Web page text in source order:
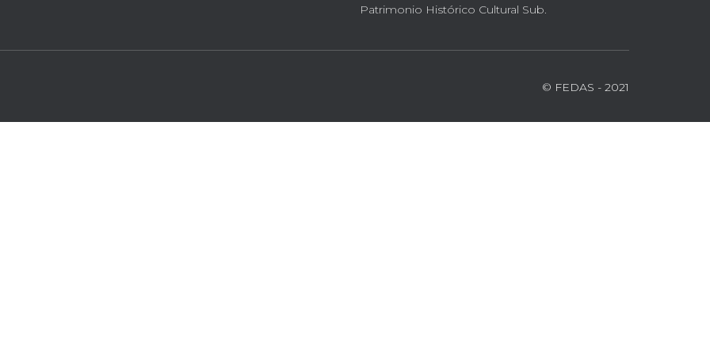
Patrimonio Histórico Cultural Sub.
© FEDAS - 2021